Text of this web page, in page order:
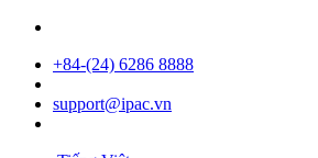
+84- (24) 6286 8888
support@ipac.vn